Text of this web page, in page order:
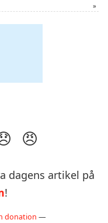
»
dagens artikel på
!
donation —